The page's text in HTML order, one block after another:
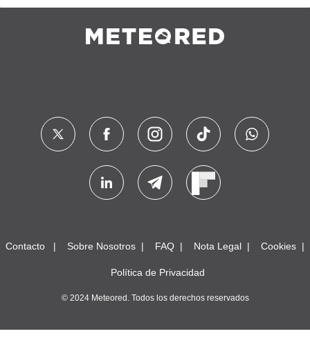
Contacto Sobre Nosotros FAQ Nota Legal Cookies
Política de Privacidad
© 2024 Meteored. Todos los derechos reservados